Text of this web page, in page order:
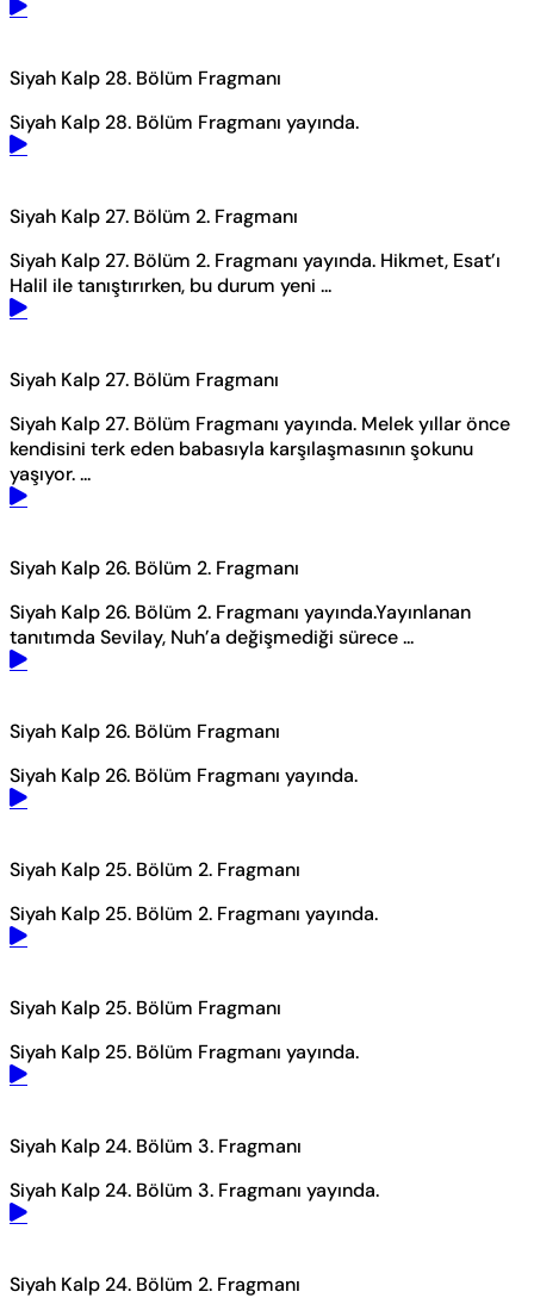
Siyah Kalp 28. Bölüm Fragmanı
Siyah Kalp 28. Bölüm Fragmanı yayında.
Siyah Kalp 27. Bölüm 2. Fragmanı
Siyah Kalp 27. Bölüm 2. Fragmanı yayında. Hikmet, Esat’ı
Halil ile tanıştırırken, bu durum yeni ...
Siyah Kalp 27. Bölüm Fragmanı
Siyah Kalp 27. Bölüm Fragmanı yayında. Melek yıllar önce
kendisini terk eden babasıyla karşılaşmasının şokunu
yaşıyor. ...
Siyah Kalp 26. Bölüm 2. Fragmanı
Siyah Kalp 26. Bölüm 2. Fragmanı yayında.Yayınlanan
tanıtımda Sevilay, Nuh’a değişmediği sürece ...
Siyah Kalp 26. Bölüm Fragmanı
Siyah Kalp 26. Bölüm Fragmanı yayında.
Siyah Kalp 25. Bölüm 2. Fragmanı
Siyah Kalp 25. Bölüm 2. Fragmanı yayında.
Siyah Kalp 25. Bölüm Fragmanı
Siyah Kalp 25. Bölüm Fragmanı yayında.
Siyah Kalp 24. Bölüm 3. Fragmanı
Siyah Kalp 24. Bölüm 3. Fragmanı yayında.
Siyah Kalp 24. Bölüm 2. Fragmanı